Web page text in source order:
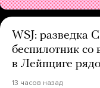
WSJ: разведка
беспилотник со
в Лейпциге
13 часов назад